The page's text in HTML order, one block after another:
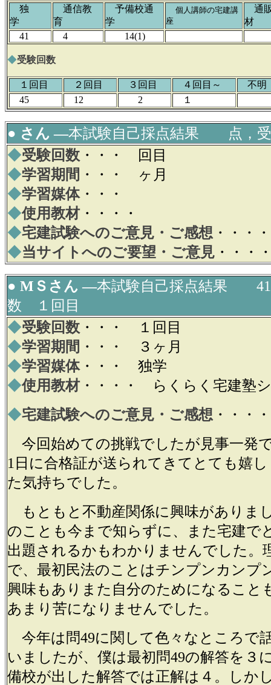
独
学
通信教
育
予備校通
学
個人講師の宅建講
座
通
材
41
4 14(1)
◆受験回数
１回目 ２回目 ３回目 ４回目～
不
45
12 2 １
● さん ―本試験自己採点結果 点，
◆受験回数 ・・・ 回目
◆学習期間 ・・・ ヶ月
◆学習媒体・・・
◆使用教材・・・・
◆宅建試験へのご意見・ご感想 ・・・・
◆当サイトへのご要望・ご意見 ・・・
● МＳさん ―本試験自己採点結果 41
数 １回目
◆受験回数 ・・・ １回目
◆学習期間 ・・・ ３ヶ月
◆学習媒体・・・ 独学
◆使用教材・・・・ らくらく宅建塾
◆宅建試験へのご意見・ご感想 ・・・・
今回始めての挑戦でしたが見事一発
1日に合格証が送られてきてとても嬉
た気持ちでした。
もともと不動産関係に興味がありま
のことも今まで知らずに、また宅建で
出題されるかもわかりませんでした。
で、最初民法のことはチンプンカンプ
興味もありまた自分のためになること
あまり苦になりませんでした。
今年は問49に関して色々なところで
いましたが、僕は最初問49の解答を３
備校が出した解答では正解は４。しか